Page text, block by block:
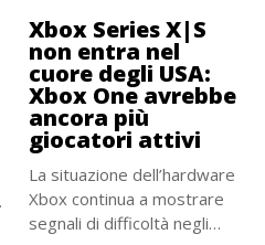
Xbox Series X|S
non entra nel
cuore degli USA:
Xbox One avrebbe
ancora più
giocatori attivi
La situazione dell’hardware
Xbox continua a mostrare
segnali di difficoltà negli